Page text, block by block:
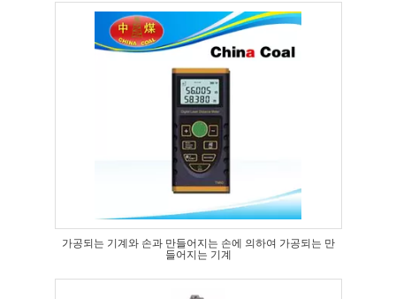
가공되는 기계와 손과 만들어지는 손에 의하여 가공되는 만
들어지는 기계